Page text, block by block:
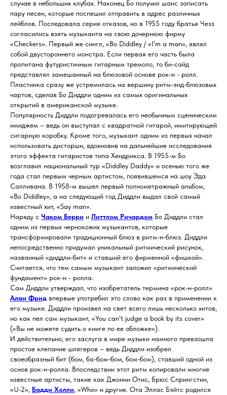
случае в небольших клубах. Наконец Бо получил шанс записать
пару песен, которые поспешил отправить в адрес различных
лейблов. Последовала серия отказов, но в 1955 году братья Чезз
согласились взять музыканта на свою дочернюю фирму
«Checkers». Первый же сингл, «Bo Diddley / «I’m a man», являл
собой двустороннего монстра. Если первая его часть была
пропитана футуристичным гитарным тремоло, то би-сайд
представлял замешанный на блюзовой основе рок-н - ролл.
Пластинка сразу же устремилась на вершину ритм-энд-блюзовых
чартов, сделав Бо Диддли одним из самых оригинальных
открытий в американской музыке.
Популярность Диддли подогревалась его необычным сценическим
имиджем – ведь он выступал с квадратной гитарой, имитирующей
сигарную коробку. Кроме того, музыкант одним из первых начал
использовать дисторшн, вдохновив на дальнейшие исследования
этого эффекта гитаристов типа Хендрикса. В 1955-м Бо
возглавил национальный тур «Diddley Daddy» и осенью того же
года стал первым черным артистом, появившемся на шоу Эда
Салливана. В 1958-м вышел первый полнометражный альбом,
«Bo Diddley», а на следующий год Диддли выдал свой самый
известный хит, «Say man».
Наряду с Чаком Берри и Литтлом Ричардом Бо Диддли стал
одним из первых чернокожих музыкантов, которые
трансформировали традиционный блюз в ритм-н-блюз. Диддли
непосредственно придумал уникальный ритмический рисунок,
названный «диддли-бит» и ставший его фирменной «фишкой».
Считается, что тем самым музыкант заложил «ритмический
фундамент» рок-н - ролла.
Сам Диддли утверждал, что изобретатель термина «рок-н-ролл»
Алан Фрид впервые употребил это слово как раз в применении к
его музыке. Диддли произвел на свет всего лишь несколько хитов,
но как пел сам музыкант, «You can’t judge a book by its cover»
(«Вы не можете судить о книге по ее обложке»).
И действительно, его заслуга в мире музыки намного превзошла
простое клепание шлягеров – ведь Диддли изобрел
своеобразный бит (бом, ба-бом-бом, бом-бом), ставший одной из
основ рок-н-ролла. Впоследствии этот ритм копировали многие
известные артисты, такие как Джонни Отис, Брюс Спрингстин,
«U-2», Бадди Холли, «Who» и другие. Ота Эллас Бэйтс родился